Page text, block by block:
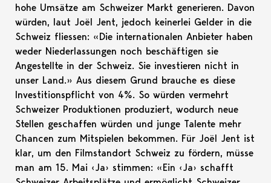
hohe Umsätze am Schweizer Markt generieren. Davon
würden, laut Joël Jent, jedoch keinerlei Gelder in die
Schweiz fliessen: «Die internationalen Anbieter haben
weder Niederlassungen noch beschäftigen sie
Angestellte in der Schweiz. Sie investieren nicht in
unser Land.» Aus diesem Grund brauche es diese
Investitionspflicht von 4%. So würden vermehrt
Schweizer Produktionen produziert, wodurch neue
Stellen geschaffen würden und junge Talente mehr
Chancen zum Mitspielen bekommen. Für Joël Jent ist
klar, um den Filmstandort Schweiz zu fördern, müsse
man am 15. Mai ‹Ja› stimmen: «Ein ‹Ja› schafft